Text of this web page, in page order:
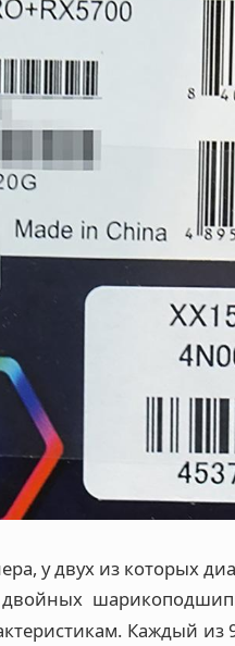
у двух из которых
Каждый из